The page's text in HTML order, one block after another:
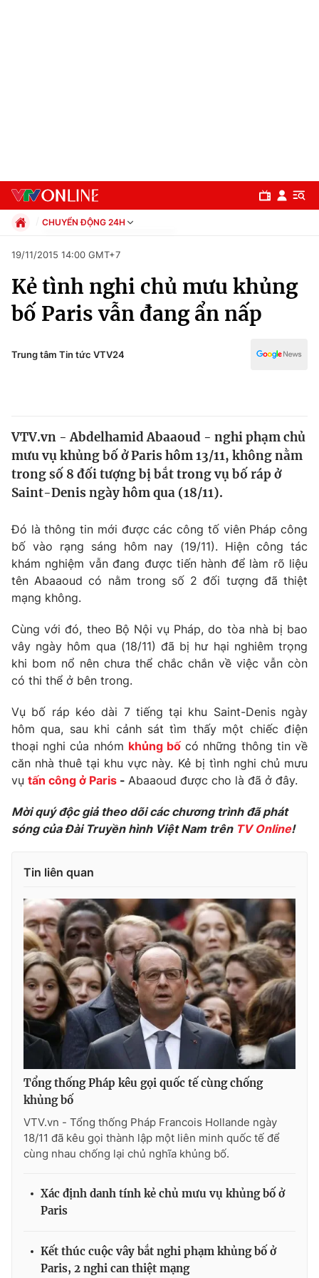
Chuyên mục
Chính trị
Xã hội
Y tế
Thế giới
Thế giới đó đây
Câu chuyện quốc tế
Kinh tế
Tài chính
Thị trường
Dữ liệu và đời sống
Phim VTV
Hậu trường
Khán giả
Giải sao mai
Giải trí
Điện ảnh
Âm nhạc
Sao
Du lịch
Làm đẹp
Chất lượng cuộc sống
Giáo dục
Tuyển sinh
Công nghệ
Hitech Công nghệ tương lai
Sản phẩm
Thị trường
Giao lưu trực tuyến
Chuyên mục khác
Emagazine Podcast
Photo Infographic
Video Shorts video
VTV Money VTV Thể thao
VTV Sức khoẻ
Thị trường 24h Tấm lòng Việt
VTV4 Vươn mình bằng AI
Liên hệ tòa soạn English
CHUYỂN ĐỘNG 24H
Xã hội
Pháp luật
Thể thao
Văn hóa - Giải trí
Giáo dục
19/11/2015 14:00 GMT+7
Kẻ tình nghi chủ mưu khủng
bố Paris vẫn đang ẩn nấp
Trung tâm Tin tức VTV24
VTV.vn - Abdelhamid Abaaoud - nghi phạm chủ
mưu vụ khủng bố ở Paris hôm 13/11, không nằm
trong số 8 đối tượng bị bắt trong vụ bố ráp ở
Saint-Denis ngày hôm qua (18/11).
Đó là thông tin mới được các công tố viên Pháp công
bố vào rạng sáng hôm nay (19/11). Hiện công tác
khám nghiệm vẫn đang được tiến hành để làm rõ liệu
tên Abaaoud có nằm trong số 2 đối tượng đã thiệt
mạng không.
Cùng với đó, theo Bộ Nội vụ Pháp, do tòa nhà bị bao
vây ngày hôm qua (18/11) đã bị hư hại nghiêm trọng
khi bom nổ nên chưa thể chắc chắn về việc vẫn còn
có thi thể ở bên trong.
Vụ bố ráp kéo dài 7 tiếng tại khu Saint-Denis ngày
hôm qua, sau khi cảnh sát tìm thấy một chiếc điện
thoại nghi của nhóm khủng bốcó những thông tin về
căn nhà thuê tại khu vực này. Kẻ bị tình nghi chủ mưu
vụ tấn công ở Paris - Abaaoud được cho là đã ở đây.
Mời quý độc giả theo dõi các chương trình đã phát
sóng của Đài Truyền hình Việt Nam trên TV Online!
Tin liên quan
Tổng thống Pháp kêu gọi quốc tế cùng chống
khủng bố
VTV.vn - Tổng thống Pháp Francois Hollande ngày
18/11 đã kêu gọi thành lập một liên minh quốc tế để
cùng nhau chống lại chủ nghĩa khủng bố.
Xác định danh tính kẻ chủ mưu vụ khủng bố ở
Paris
Kết thúc cuộc vây bắt nghi phạm khủng bố ở
Paris, 2 nghi can thiệt mạng